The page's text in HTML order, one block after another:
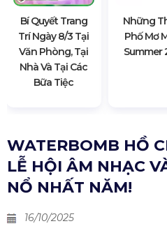
Bí Quyết Trang
Trí Ngày 8/3 Tại
Văn Phòng, Tại
Nhà Và Tại Các
Bữa Tiệc
Những
Phố Mơ
Summer
WATERBOMB HỒ
LỄ HỘI ÂM NHẠC
NỔ NHẤT NĂM!
16/10/2025